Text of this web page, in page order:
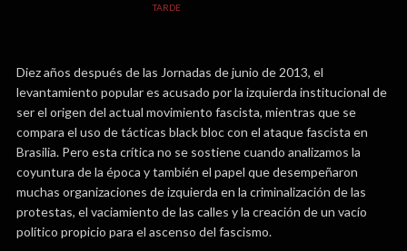
TARDE
Diez años después de las Jornadas de junio de 2013, el
levantamiento popular es acusado por la izquierda institucional de
ser el origen del actual movimiento fascista, mientras que se
compara el uso de tácticas black bloc con el ataque fascista en
Brasilia. Pero esta crítica no se sostiene cuando analizamos la
coyuntura de la época y también el papel que desempeñaron
muchas organizaciones de izquierda en la criminalización de las
protestas, el vaciamiento de las calles y la creación de un vacío
político propicio para el ascenso del fascismo.